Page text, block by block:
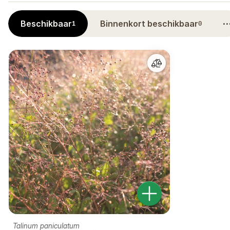
Beschikbaar1 Binnenkort beschikbaar0
Talinum paniculatum